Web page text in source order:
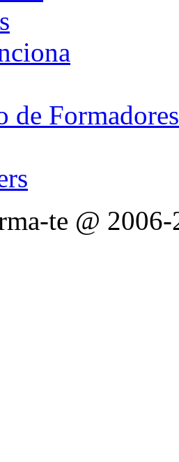
de Formadores
te @